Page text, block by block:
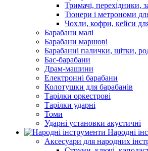
Тримачі, перехідники,
Тюнери і метрономи
Чохли, кофри, кейси
Барабани малі
Барабани маршові
Барабанні палички, щітки,
Бас-барабани
Драм-машини
Електронні барабани
Колотушки для барабанів
Тарілки оркестрові
Тарілки ударні
Томи
Ударні установки акустичні
Народні
Аксесуари для народних